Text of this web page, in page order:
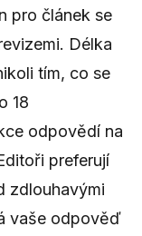
pro článek se
Délka
tím, co se
18
odpovědí na
preferují
zdlouhavými
vaše odpověď